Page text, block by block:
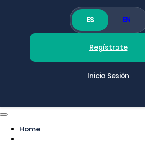
ES EN
Regístrate
Inicia Sesión
Home